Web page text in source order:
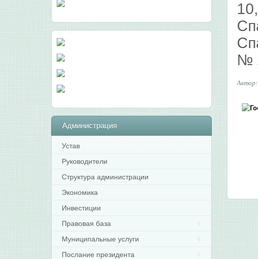
№
Администрация
Устав
Руководители
Структура администрации
Экономика
Инвестиции
Правовая база
Муниципальные услуги
Послание президента